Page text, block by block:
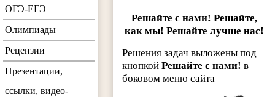
Решайте с нами! Решайте,
как мы! Решайте лучше нас!
Решения задач выложены под
кнопкойРешайте с нами! в
боковом меню сайта
ОГЭ-ЕГЭ
Олимпиады
Рецензии
Презентации,
ссылки, видео-